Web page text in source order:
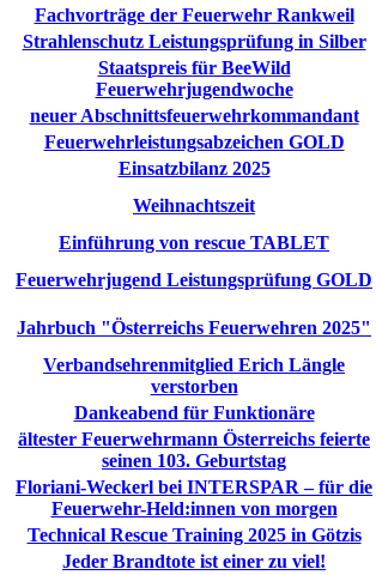
Fachvorträge der Feuerwehr Rankweil
Strahlenschutz Leistungsprüfung in Silber
Staatspreis für BeeWild
Feuerwehrjugendwoche
neuer Abschnittsfeuerwehrkommandant
Feuerwehrleistungsabzeichen GOLD
Einsatzbilanz 2025
Weihnachtszeit
Einführung von rescue TABLET
Feuerwehrjugend Leistungsprüfung GOLD
Jahrbuch "Österreichs Feuerwehren 2025"
Verbandsehrenmitglied Erich Längle
verstorben
Dankeabend für Funktionäre
ältester Feuerwehrmann Österreichs feierte
seinen 103. Geburtstag
Floriani-Weckerl bei INTERSPAR – für die
Feuerwehr-Held:innen von morgen
Technical Rescue Training 2025 in Götzis
Jeder Brandtote ist einer zu viel!